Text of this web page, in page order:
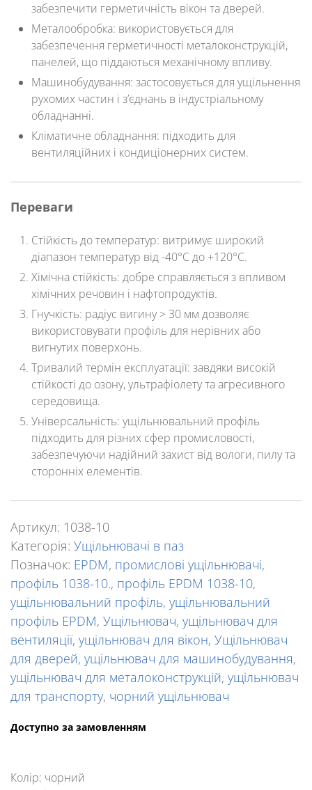
забезпечити герметичність вікон та дверей.
Металообробка: використовується для
забезпечення герметичності металоконструкцій,
панелей, що піддаються механічному впливу.
Машинобудування: застосовується для ущільнення
рухомих частин і з’єднань в індустріальному
обладнанні.
Кліматичне обладнання: підходить для
вентиляційних і кондиціонерних систем.
Переваги
Стійкість до температур: витримує широкий
діапазон температур від -40°C до +120°C.
Хімічна стійкість: добре справляється з впливом
хімічних речовин і нафтопродуктів.
Гнучкість: радіус вигину > 30 мм дозволяє
використовувати профіль для нерівних або
вигнутих поверхонь.
Тривалий термін експлуатації: завдяки високій
стійкості до озону, ультрафіолету та агресивного
середовища.
Універсальність: ущільнювальний профіль
підходить для різних сфер промисловості,
забезпечуючи надійний захист від вологи, пилу та
сторонніх елементів.
Артикул: 1038-10
Категорія: Ущільнювачі в паз
Позначок: EPDM, промислові ущільнювачі,
профіль 1038-10., профіль EPDM 1038-10,
ущільнювальний профіль, ущільнювальний
профіль EPDM, Ущільнювач, ущільнювач для
вентиляції, ущільнювач для вікон, Ущільнювач
для дверей, ущільнювач для машинобудування,
ущільнювач для металоконструкцій, ущільнювач
для транспорту, чорний ущільнювач
Доступно за замовленням
Колір: чорний